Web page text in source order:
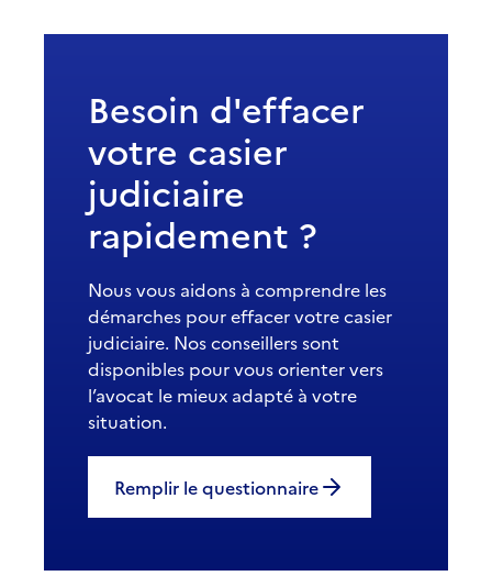
Besoin d'effacer
votre casier
judiciaire
rapidement ?
Nous vous aidons à comprendre les
démarches pour effacer votre casier
judiciaire. Nos conseillers sont
disponibles pour vous orienter vers
l’avocat le mieux adapté à votre
situation.
Remplir le questionnaire